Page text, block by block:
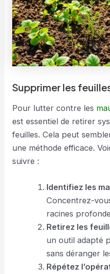
Supprimer les
Pour lutter contre les
est essentiel de retirer
feuilles. Cela peut
une méthode efficace.
suivre :
Identifiez les
Concentrez-
racines
Retirez les
un outil adapté
sans déranger
Répétez